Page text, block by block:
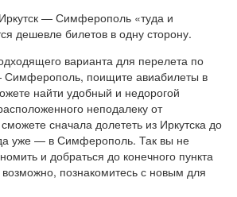
— Симферополь «туда и
дешевле билетов в одну сторону.
варианта для перелета по
Симферополь, поищите авиабилеты в
найти удобный и недорогой
неподалеку от
сначала долететь из Иркутска до
уже — в Симферополь. Так вы не
и добраться до конечного пункта
познакомитесь с новым для